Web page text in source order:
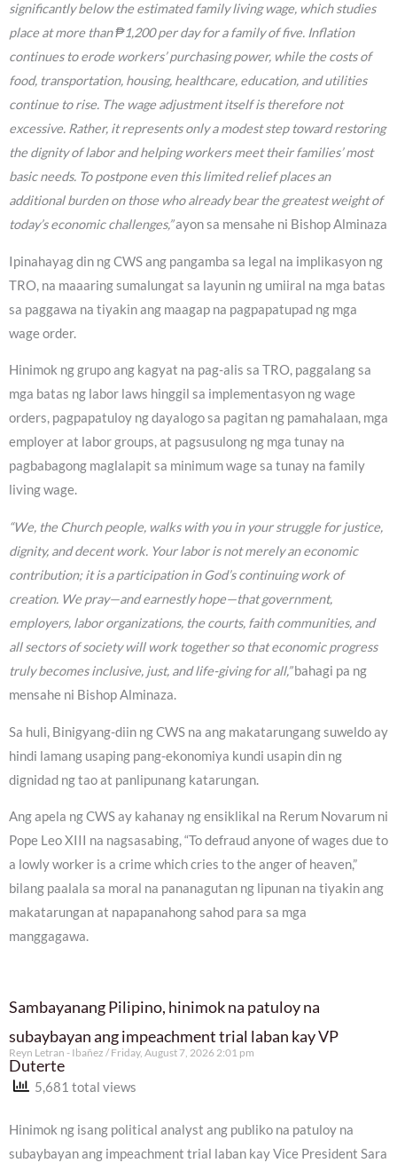
significantly below the estimated family living wage, which studies
place at more than ₱1,200 per day for a family of five. Inflation
continues to erode workers’ purchasing power, while the costs of
food, transportation, housing, healthcare, education, and utilities
continue to rise. The wage adjustment itself is therefore not
excessive. Rather, it represents only a modest step toward restoring
the dignity of labor and helping workers meet their families’ most
basic needs. To postpone even this limited relief places an
additional burden on those who already bear the greatest weight of
today’s economic challenges,”ayon sa mensahe ni Bishop Alminaza
Ipinahayag din ng CWS ang pangamba sa legal na implikasyon ng
TRO, na maaaring sumalungat sa layunin ng umiiral na mga batas
sa paggawa na tiyakin ang maagap na pagpapatupad ng mga
wage order.
Hinimok ng grupo ang kagyat na pag-alis sa TRO, paggalang sa
mga batas ng labor laws hinggil sa implementasyon ng wage
orders, pagpapatuloy ng dayalogo sa pagitan ng pamahalaan, mga
employer at labor groups, at pagsusulong ng mga tunay na
pagbabagong maglalapit sa minimum wage sa tunay na family
living wage.
“We, the Church people, walks with you in your struggle for justice,
dignity, and decent work. Your labor is not merely an economic
contribution; it is a participation in God’s continuing work of
creation. We pray—and earnestly hope—that government,
employers, labor organizations, the courts, faith communities, and
all sectors of society will work together so that economic progress
truly becomes inclusive, just, and life-giving for all,”bahagi pa ng
mensahe ni Bishop Alminaza.
Sa huli, Binigyang-diin ng CWS na ang makatarungang suweldo ay
hindi lamang usaping pang-ekonomiya kundi usapin din ng
dignidad ng tao at panlipunang katarungan.
Ang apela ng CWS ay kahanay ng ensiklikal na Rerum Novarum ni
Pope Leo XIII na nagsasabing, “To defraud anyone of wages due to
a lowly worker is a crime which cries to the anger of heaven,”
bilang paalala sa moral na pananagutan ng lipunan na tiyakin ang
makatarungan at napapanahong sahod para sa mga
manggagawa.
Sambayanang Pilipino, hinimok na patuloy na
subaybayan ang impeachment trial laban kay VP
Duterte
Reyn Letran - Ibañez Friday, August 7, 2026 2:01 pm
5,681 total views
Hinimok ng isang political analyst ang publiko na patuloy na
subaybayan ang impeachment trial laban kay Vice President Sara